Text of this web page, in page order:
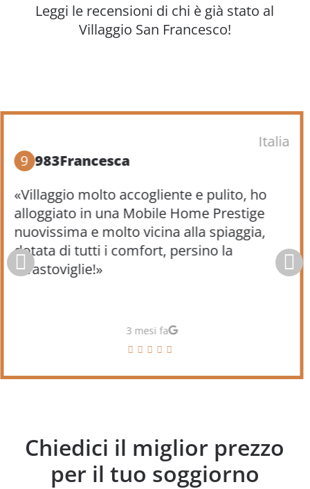
Leggi le recensioni di chi è già stato al
Villaggio San Francesco!
Italia
9 983Francesca
«Villaggio molto accogliente e pulito, ho
alloggiato in una Mobile Home Prestige
nuovissima e molto vicina alla spiaggia,
dotata di tutti i comfort, persino la
lavastoviglie!»
3 mesi fa
Chiedici il miglior prezzo
per il tuo soggiorno